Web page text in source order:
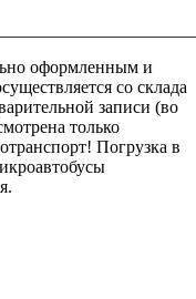
оформленным и
со склада
записи (во
только
Погрузка в